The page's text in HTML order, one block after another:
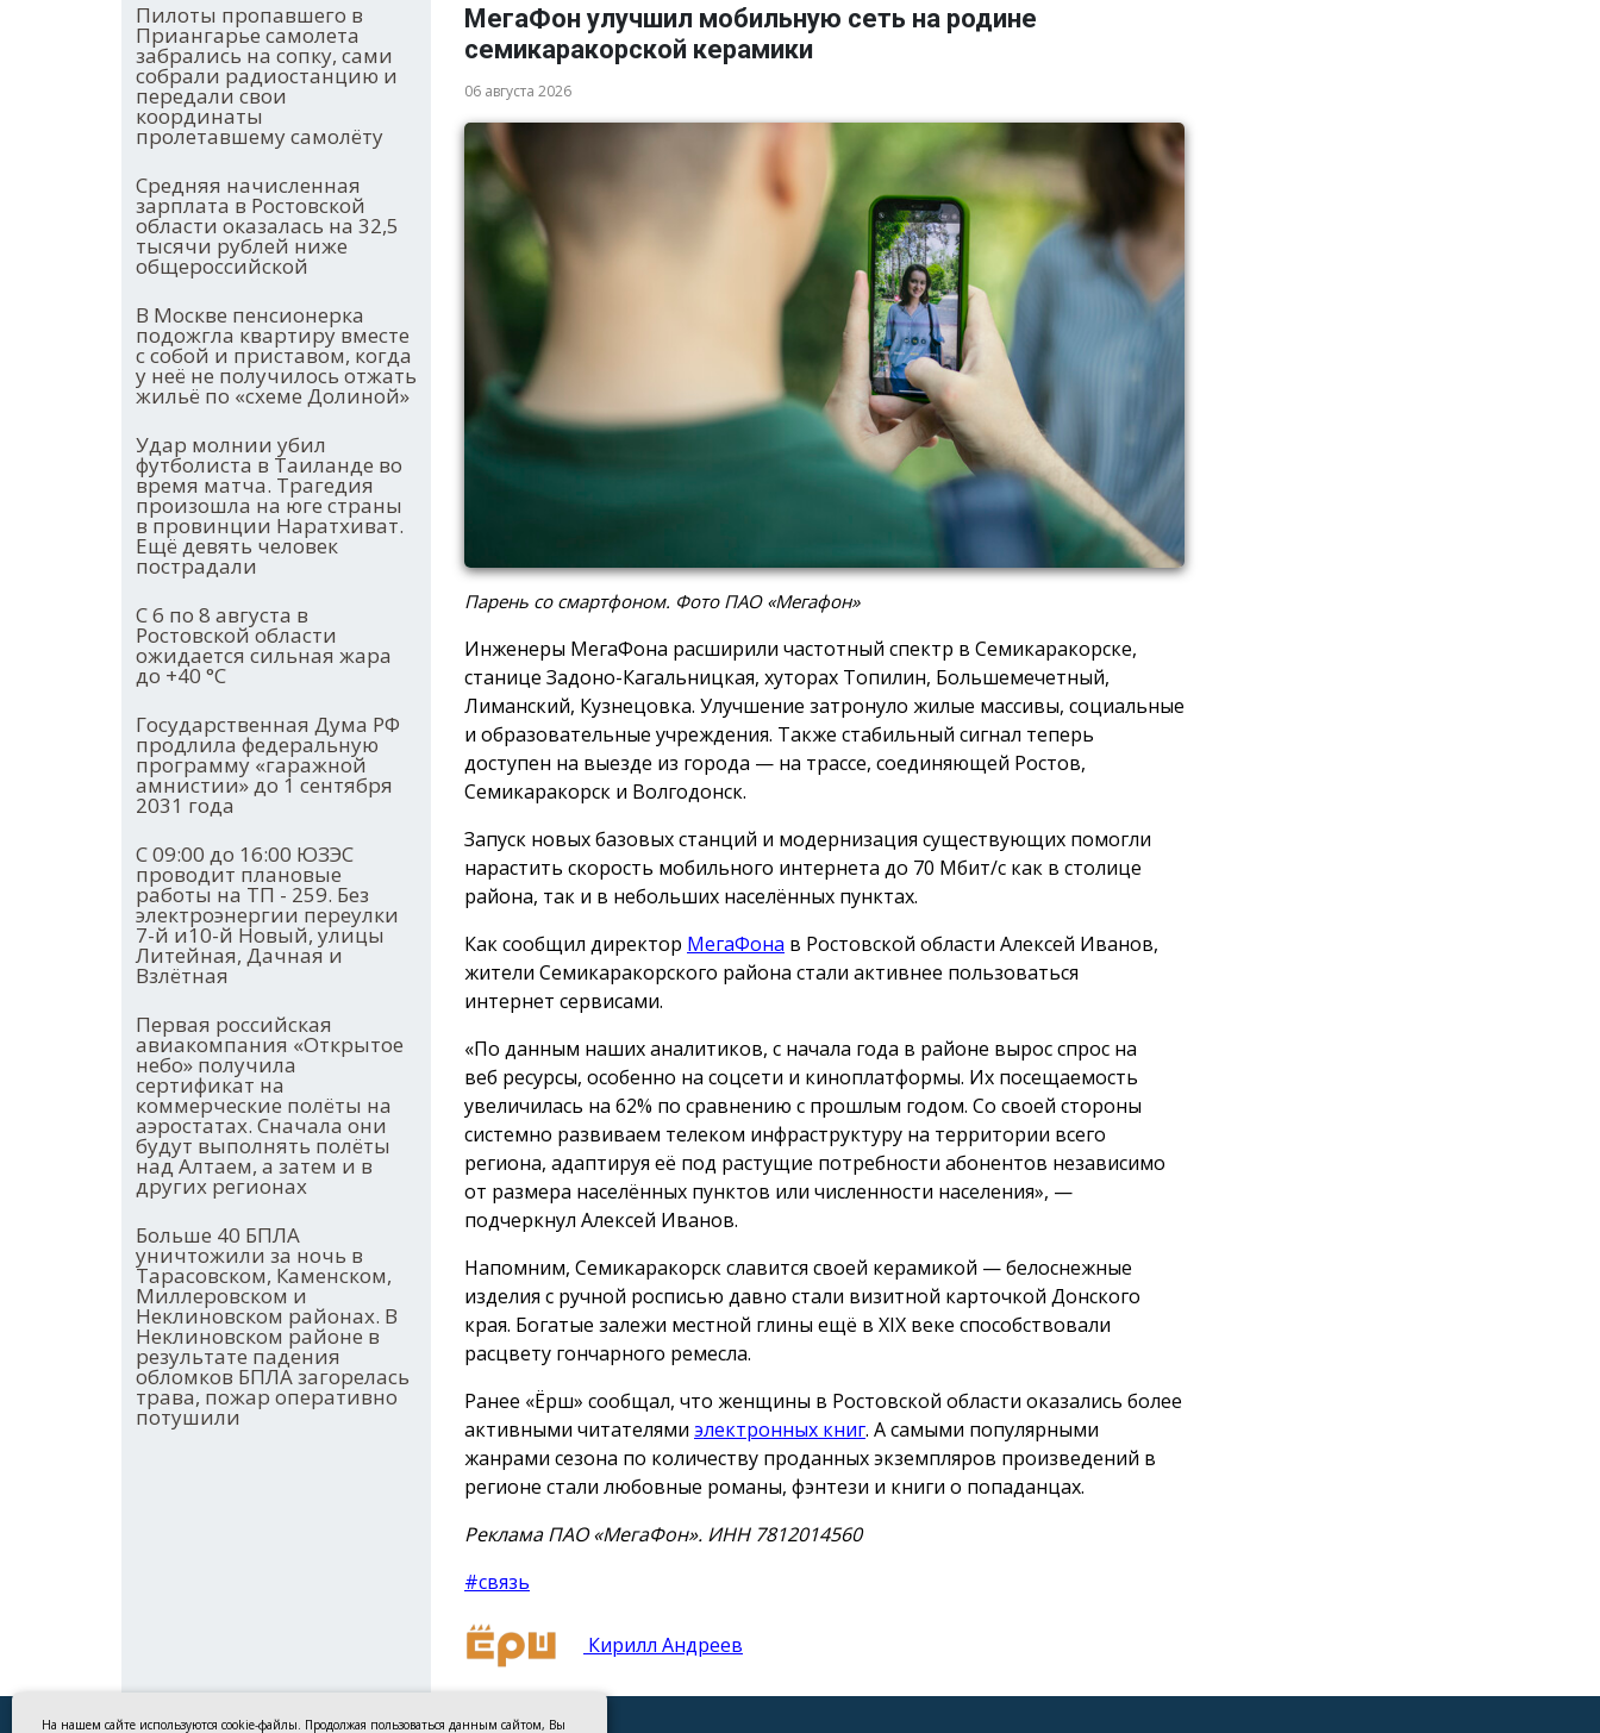
Пилоты пропавшего в
Приангарье самолета
забрались на сопку, сами
собрали радиостанцию и
передали свои
координаты
пролетавшему самолёту
Средняя начисленная
зарплата в Ростовской
области оказалась на 32,5
тысячи рублей ниже
общероссийской
В Москве пенсионерка
подожгла квартиру вместе
с собой и приставом, когда
у неё не получилось отжать
жильё по «схеме Долиной»
Удар молнии убил
футболиста в Таиланде во
время матча. Трагедия
произошла на юге страны
в провинции Наратхиват.
Ещё девять человек
пострадали
С 6 по 8 августа в
Ростовской области
ожидается сильная жара
до +40 °С
Государственная Дума РФ
продлила федеральную
программу «гаражной
амнистии» до 1 сентября
2031 года
С 09:00 до 16:00 ЮЗЭС
проводит плановые
работы на ТП - 259. Без
электроэнергии переулки
7-й и10-й Новый, улицы
Литейная, Дачная и
Взлётная
Первая российская
авиакомпания «Открытое
небо» получила
сертификат на
коммерческие полёты на
аэростатах. Сначала они
будут выполнять полёты
над Алтаем, а затем и в
других регионах
Больше 40 БПЛА
уничтожили за ночь в
Тарасовском, Каменском,
Миллеровском и
Неклиновском районах. В
Неклиновском районе в
результате падения
обломков БПЛА загорелась
трава, пожар оперативно
потушили
МегаФон улучшил мобильную сеть на родине
семикаракорской керамики
06 августа 2026
Парень со смартфоном. Фото ПАО «Мегафон»
Инженеры МегаФона расширили частотный спектр в Семикаракорске,
станице Задоно-Кагальницкая, хуторах Топилин, Большемечетный,
Лиманский, Кузнецовка. Улучшение затронуло жилые массивы, социальные
и образовательные учреждения. Также стабильный сигнал теперь
доступен на выезде из города — на трассе, соединяющей Ростов,
Семикаракорск и Волгодонск.
Запуск новых базовых станций и модернизация существующих помогли
нарастить скорость мобильного интернета до 70 Мбит/с как в столице
района, так и в небольших населённых пунктах.
Как сообщил директор МегаФона в Ростовской области Алексей Иванов,
жители Семикаракорского района стали активнее пользоваться
интернет сервисами.
«По данным наших аналитиков, с начала года в районе вырос спрос на
веб ресурсы, особенно на соцсети и киноплатформы. Их посещаемость
увеличилась на 62% по сравнению с прошлым годом. Со своей стороны
системно развиваем телеком инфраструктуру на территории всего
региона, адаптируя её под растущие потребности абонентов независимо
от размера населённых пунктов или численности населения», —
подчеркнул Алексей Иванов.
Напомним, Семикаракорск славится своей керамикой — белоснежные
изделия с ручной росписью давно стали визитной карточкой Донского
края. Богатые залежи местной глины ещё в XIX веке способствовали
расцвету гончарного ремесла.
Ранее «Ёрш» сообщал, что женщины в Ростовской области оказались более
активными читателями электронных книг. А самыми популярными
жанрами сезона по количеству проданных экземпляров произведений в
регионе стали любовные романы, фэнтези и книги о попаданцах.
Реклама ПАО «МегаФон». ИНН 7812014560
#связь
Кирилл Андреев
На нашем сайте используются cookie-файлы. Продолжая пользоваться данным сайтом, Вы